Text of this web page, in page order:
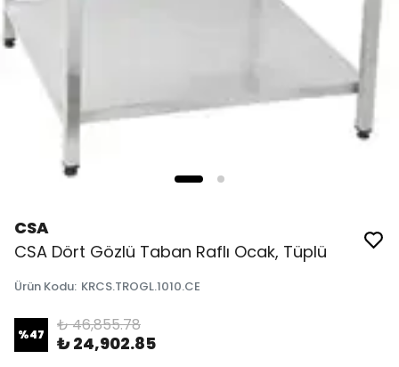
CSA
CSA Dört Gözlü Taban Raflı Ocak, Tüplü
Ürün Kodu: KRCS.TROGL.1010.CE
%47 ₺ 46,855.78
₺ 24,902.85